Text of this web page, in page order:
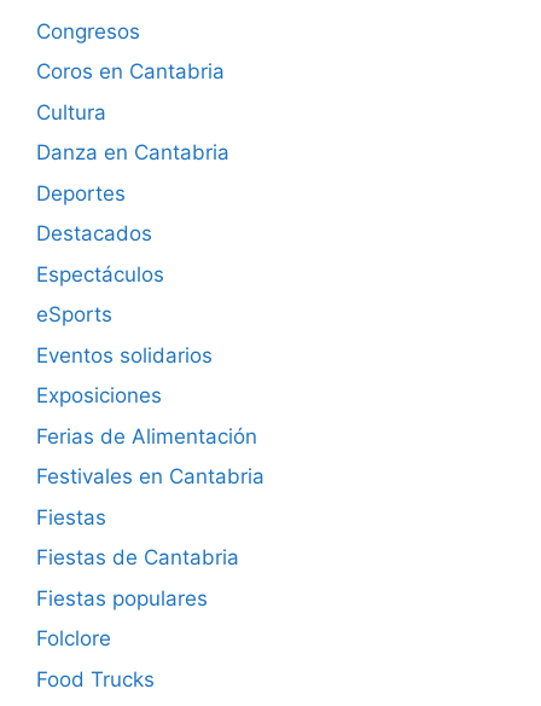
Congresos
Coros en Cantabria
Cultura
Danza en Cantabria
Deportes
Destacados
Espectáculos
eSports
Eventos solidarios
Exposiciones
Ferias de Alimentación
Festivales en Cantabria
Fiestas
Fiestas de Cantabria
Fiestas populares
Folclore
Food Trucks